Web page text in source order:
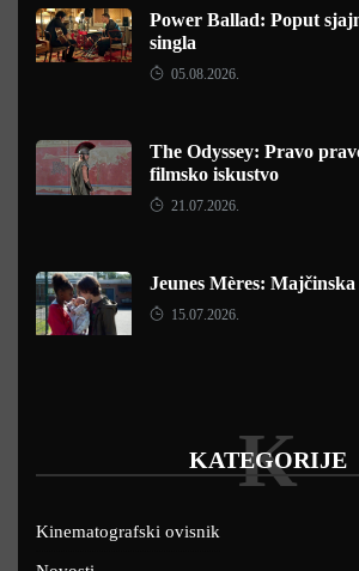
Power Ballad: Poput
singla
05.08.2026.
The Odyssey: Pravo
filmsko iskustvo
21.07.2026.
Jeunes Mères:
15.07.2026.
KATEGORIJE
K
Kinematografski ovisnik